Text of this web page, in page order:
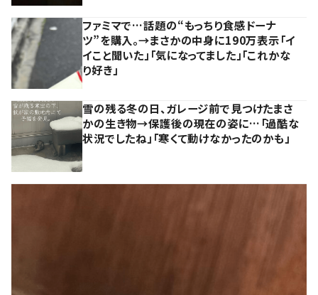
ファミマで…話題の“もっちり食感ドーナ
ツ”を購入。→まさかの中身に190万表示「イ
イこと聞いた」「気になってました」「これかな
り好き」
雪の残る冬の日、ガレージ前で見つけたまさ
かの生き物→保護後の現在の姿に…「過酷な
状況でしたね」「寒くて動けなかったのかも」